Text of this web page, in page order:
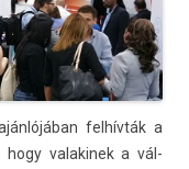
felhívták a
hogy valakinek a vál­